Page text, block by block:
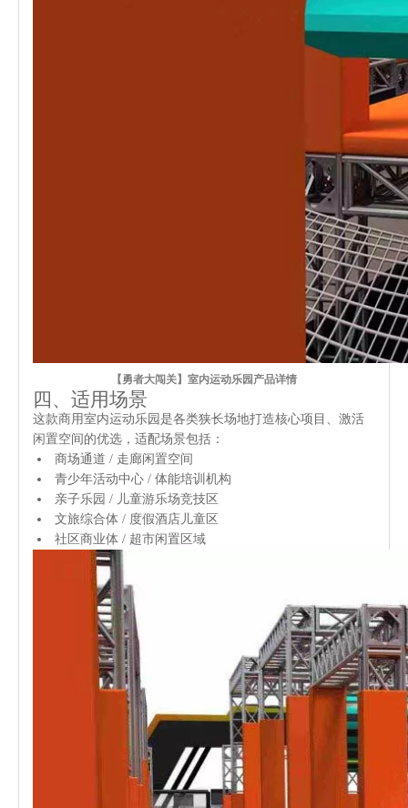
【勇者大闯关】室内运动乐园产品详情
四、适用场景
这款商用室内运动乐园是各类狭长场地打造核心项目、激活
闲置空间的优选，适配场景包括：
商场通道 / 走廊闲置空间
青少年活动中心 / 体能培训机构
亲子乐园 / 儿童游乐场竞技区
文旅综合体 / 度假酒店儿童区
社区商业体 / 超市闲置区域